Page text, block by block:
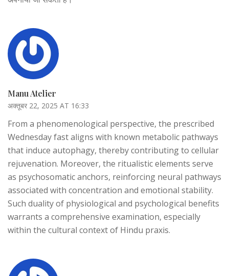
Manu Atelier
अक्तूबर 22, 2025 AT 16:33
From a phenomenological perspective, the prescribed
Wednesday fast aligns with known metabolic pathways
that induce autophagy, thereby contributing to cellular
rejuvenation. Moreover, the ritualistic elements serve
as psychosomatic anchors, reinforcing neural pathways
associated with concentration and emotional stability.
Such duality of physiological and psychological benefits
warrants a comprehensive examination, especially
within the cultural context of Hindu praxis.